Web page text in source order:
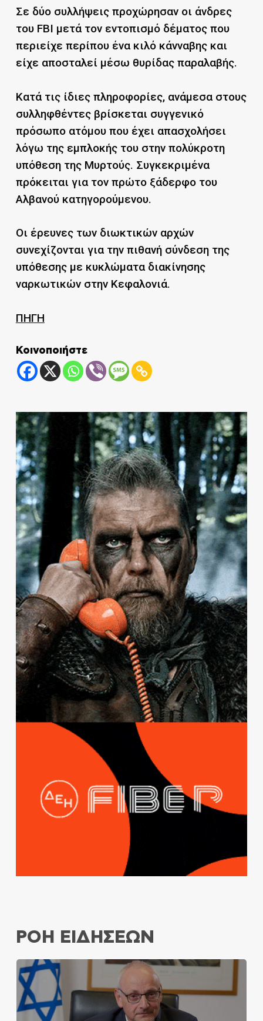
Σε δύο συλλήψεις προχώρησαν οι άνδρες
του FBI μετά τον εντοπισμό δέματος που
περιείχε περίπου ένα κιλό κάνναβης και
είχε αποσταλεί μέσω θυρίδας παραλαβής.
Κατά τις ίδιες πληροφορίες, ανάμεσα στους
συλληφθέντες βρίσκεται συγγενικό
πρόσωπο ατόμου που έχει απασχολήσει
λόγω της εμπλοκής του στην πολύκροτη
υπόθεση της Μυρτούς. Συγκεκριμένα
πρόκειται για τον πρώτο ξάδερφο του
Αλβανού κατηγορούμενου.
Οι έρευνες των διωκτικών αρχών
συνεχίζονται για την πιθανή σύνδεση της
υπόθεσης με κυκλώματα διακίνησης
ναρκωτικών στην Κεφαλονιά.
ΠΗΓΗ
Κοινοποιήστε
ΡΟΗ ΕΙΔΗΣΕΩΝ